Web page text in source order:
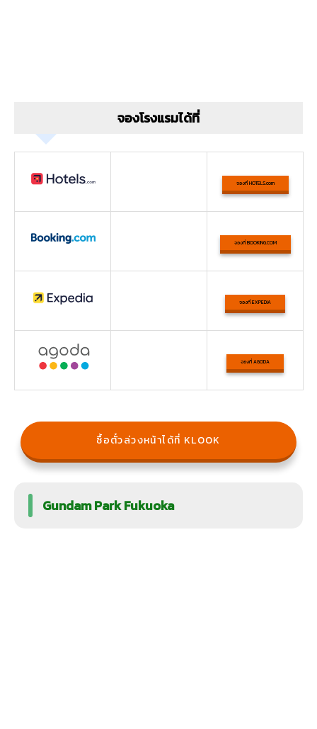
จองโรงแรมได้ที่
จองที่ HOTELS.com
จองที่ BOOKING.COM
จองที่ EXPEDIA
จองที่ AGODA
ซื้อตั๋วล่วงหน้าได้ที่ KLOOK
Gundam Park Fukuoka